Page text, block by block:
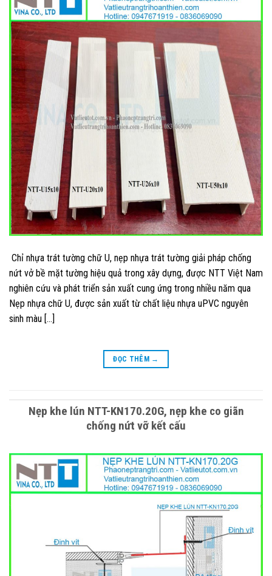
Chỉ nhựa trát tường chữ U, nẹp nhựa trát tường giải pháp chống
nứt vở bề mặt tường hiệu quả trong xây dựng, được NTT Việt Nam
nghiên cứu và phát triển sản xuất cung ứng trong nhiều năm qua
Nẹp nhựa chữ U, được sản xuất từ chất liệu nhựa uPVC nguyên
sinh màu […]
ĐỌC THÊM →
Nẹp khe lún NTT-KN170.20G, nẹp khe co giãn
chống nứt vỡ kết cấu